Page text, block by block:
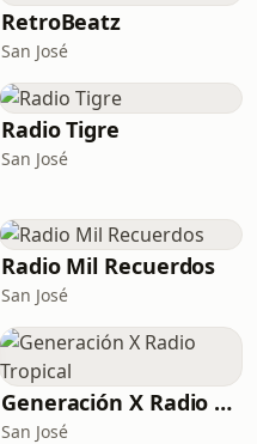
RetroBeatz
San José
Radio Tigre
San José
Radio Mil Recuerdos
San José
Generación X Radio Tropical
San José